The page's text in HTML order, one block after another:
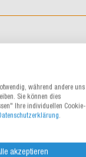
während andere uns
Sie können dies
Ihre individuellen Cookie-
.
akzeptieren